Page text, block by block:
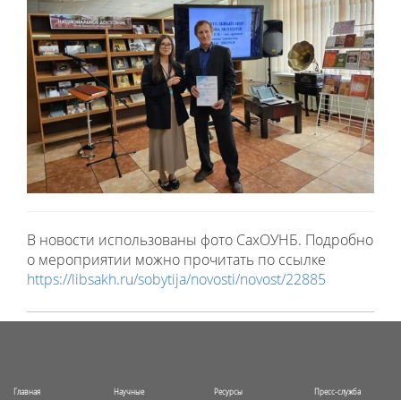
В новости использованы фото СахОУНБ. Подробно
о мероприятии можно прочитать по ссылке
https://libsakh.ru/sobytija/novosti/novost/22885
Главная Научные Ресурсы Пресс-служба